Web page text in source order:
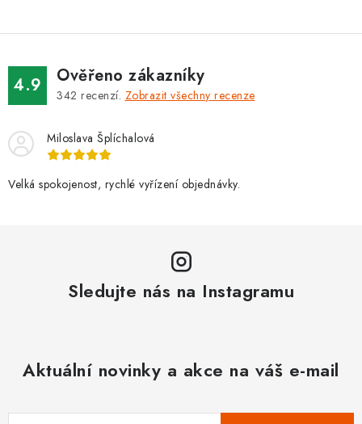
4.9 Ověřeno zákazníky
342 recenzí. Zobrazit všechny recenze
Miloslava Šplíchalová
Velká spokojenost, rychlé vyřízení objednávky.
Sledujte nás na Instagramu
Aktuální novinky a akce na váš e-mail